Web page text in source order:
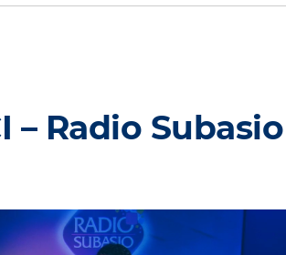
– Radio Subasio
RADIO